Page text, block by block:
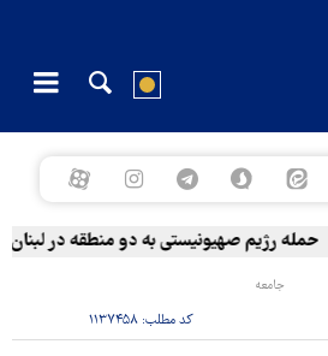
حمله رژیم صهیونیستی به دو منطقه در لبنان
جامعه
کد مطلب:۱۱۳۷۴۵۸